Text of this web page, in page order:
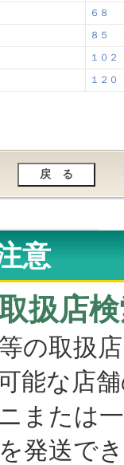
６８
８５
１０２
１２０
意
取扱店
の取扱
能な店
たは一
発送で